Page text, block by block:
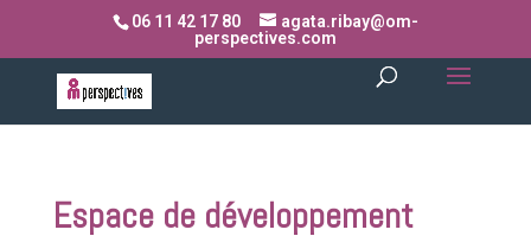
06 11 42 17 80
agata.ribay@om-
perspectives.com
Espace de développement